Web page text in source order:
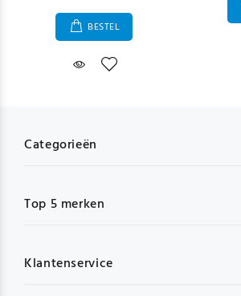
BESTEL
Categorieën
Top 5 merken
Klantenservice